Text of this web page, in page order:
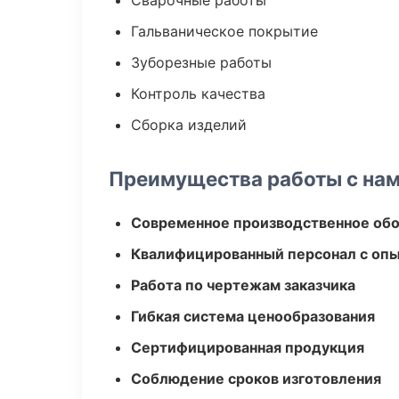
Гальваническое покрытие
Зуборезные работы
Контроль качества
Сборка изделий
Преимущества работы с
Современное производственное
Квалифицированный персонал с
Работа по чертежам заказчика
Гибкая система ценообразования
Сертифицированная продукция
Соблюдение сроков изготовления